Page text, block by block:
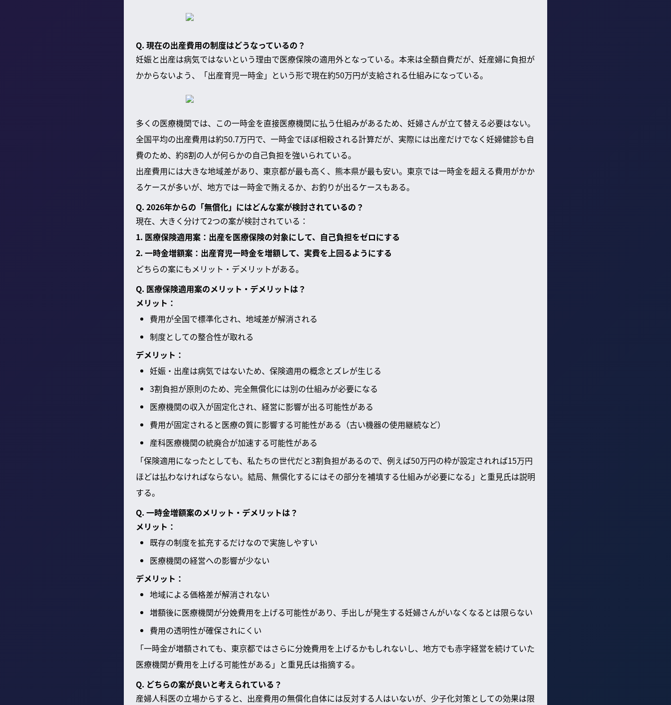
Q. 現在の出産費用の制度はどうなっているの？
妊娠と出産は病気ではないという理由で医療保険の適用外となっている。本来は全額自費だが、妊産婦に負担が
かからないよう、「出産育児一時金」という形で現在約50万円が支給される仕組みになっている。
多くの医療機関では、この一時金を直接医療機関に払う仕組みがあるため、妊婦さんが立て替える必要はない。
全国平均の出産費用は約50.7万円で、一時金でほぼ相殺される計算だが、実際には出産だけでなく妊婦健診も自
費のため、約8割の人が何らかの自己負担を強いられている。
出産費用には大きな地域差があり、東京都が最も高く、熊本県が最も安い。東京では一時金を超える費用がかか
るケースが多いが、地方では一時金で賄えるか、お釣りが出るケースもある。
Q. 2026年からの「無償化」にはどんな案が検討されているの？
現在、大きく分けて2つの案が検討されている：
1. 医療保険適用案：出産を医療保険の対象にして、自己負担をゼロにする
2. 一時金増額案：出産育児一時金を増額して、実費を上回るようにする
どちらの案にもメリット・デメリットがある。
Q. 医療保険適用案のメリット・デメリットは？
メリット：
費用が全国で標準化され、地域差が解消される
制度としての整合性が取れる
デメリット：
妊娠・出産は病気ではないため、保険適用の概念とズレが生じる
3割負担が原則のため、完全無償化には別の仕組みが必要になる
医療機関の収入が固定化され、経営に影響が出る可能性がある
費用が固定されると医療の質に影響する可能性がある（古い機器の使用継続など）
産科医療機関の統廃合が加速する可能性がある
「保険適用になったとしても、私たちの世代だと3割負担があるので、例えば50万円の枠が設定されれば15万円
ほどは払わなければならない。結局、無償化するにはその部分を補填する仕組みが必要になる」と重見氏は説明
する。
Q. 一時金増額案のメリット・デメリットは？
メリット：
既存の制度を拡充するだけなので実施しやすい
医療機関の経営への影響が少ない
デメリット：
地域による価格差が解消されない
増額後に医療機関が分娩費用を上げる可能性があり、手出しが発生する妊婦さんがいなくなるとは限らない
費用の透明性が確保されにくい
「一時金が増額されても、東京都ではさらに分娩費用を上げるかもしれないし、地方でも赤字経営を続けていた
医療機関が費用を上げる可能性がある」と重見氏は指摘する。
Q. どちらの案が良いと考えられている？
産婦人科医の立場からすると、出産費用の無償化自体には反対する人はいないが、少子化対策としての効果は限